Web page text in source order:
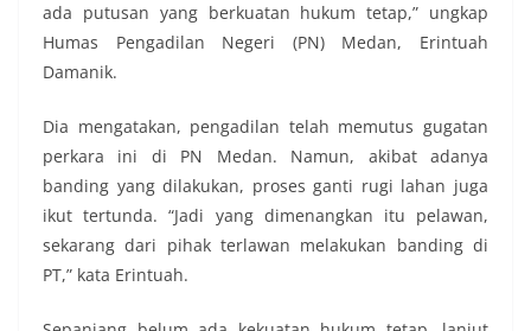
ada putusan yang berkuatan hukum tetap,” ungkap
Humas Pengadilan Negeri (PN) Medan, Erintuah
Damanik.
Dia mengatakan, pengadilan telah memutus gugatan
perkara ini di PN Medan. Namun, akibat adanya
banding yang dilakukan, proses ganti rugi lahan juga
ikut tertunda. “Jadi yang dimenangkan itu pelawan,
sekarang dari pihak terlawan melakukan banding di
PT,” kata Erintuah.